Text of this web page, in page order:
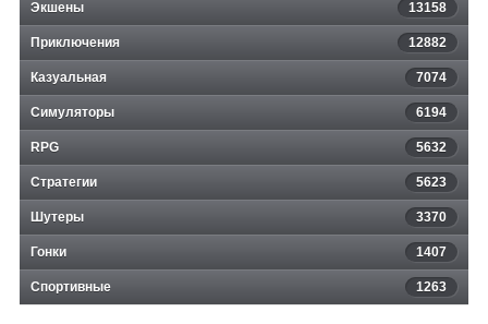
Экшены 13158
Приключения 12882
Казуальная 7074
Симуляторы 6194
RPG 5632
Стратегии 5623
Шутеры 3370
Гонки 1407
Спортивные 1263